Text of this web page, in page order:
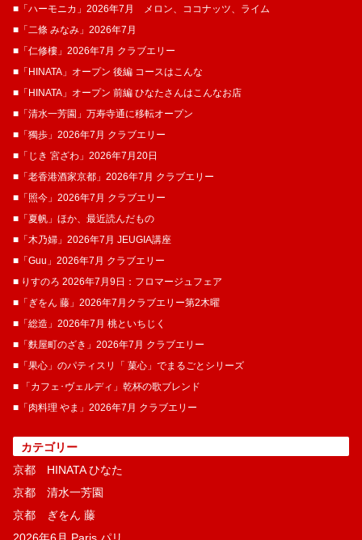
■「ハーモニカ」2026年7月 メロン、ココナッツ、ライム
■「二條 みなみ」2026年7月
■「仁修樓」2026年7月 クラブエリー
■「HINATA」オープン 後編 コースはこんな
■「HINATA」オープン 前編 ひなたさんはこんなお店
■「清水一芳園」万寿寺通に移転オープン
■「獨歩」2026年7月 クラブエリー
■「じき 宮ざわ」2026年7月20日
■「老香港酒家京都」2026年7月 クラブエリー
■「照今」2026年7月 クラブエリー
■「夏帆」ほか、最近読んだもの
■「木乃婦」2026年7月 JEUGIA講座
■「Guu」2026年7月 クラブエリー
■ りすのろ 2026年7月9日：フロマージュフェア
■「ぎをん 藤」2026年7月クラブエリー第2木曜
■「総造」2026年7月 桃といちじく
■「麩屋町のざき」2026年7月 クラブエリー
■「果心」のパティスリ「 菓​心」でまるごとシリーズ
■ 「カフェ･ヴェルディ」乾杯の歌ブレンド
■「肉料理 やま」2026年7月 クラブエリー
カテゴリー
京都 HINATA ひなた
京都 清水一芳園
京都 ぎをん 藤